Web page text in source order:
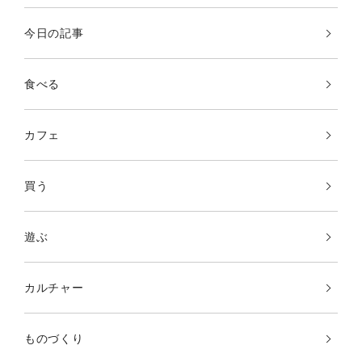
今日の記事
食べる
カフェ
買う
遊ぶ
カルチャー
ものづくり